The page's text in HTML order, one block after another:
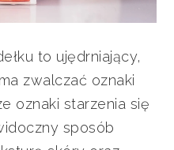
to ujędrniający,
zwalczać oznaki
oznaki starzenia się
sposób